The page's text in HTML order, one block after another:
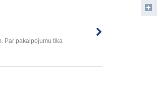
Par pakalpojumu tika